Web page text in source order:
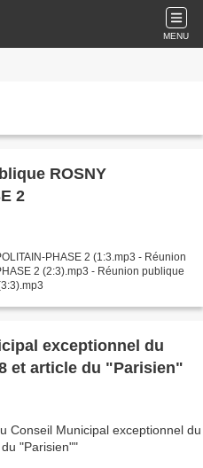
MENU
ROSNY
2
PHASE 2 (1:3.mp3 - Réunion
- Réunion publique
exceptionnel du
et article du "Parisien"